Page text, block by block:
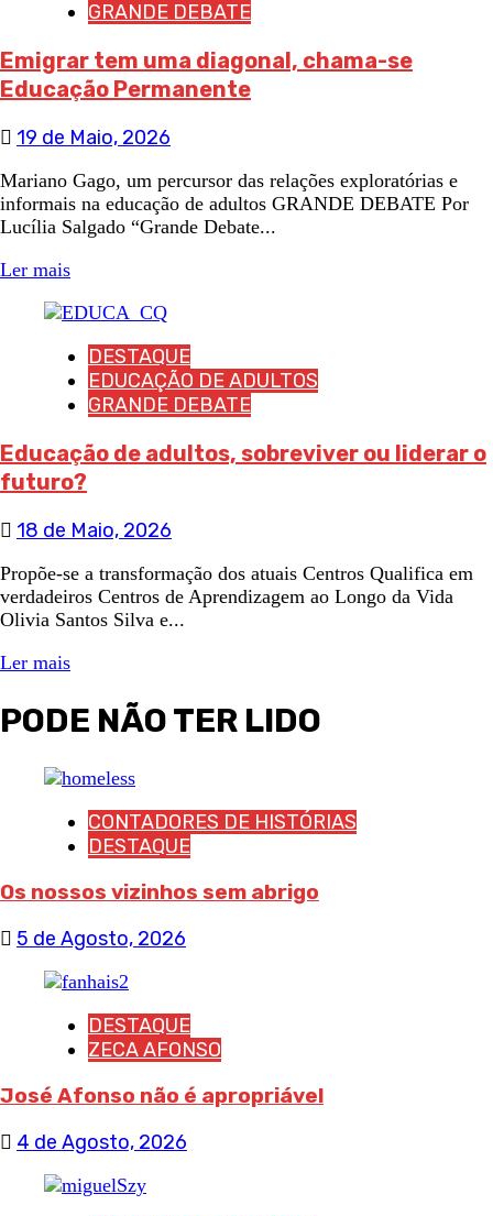
GRANDE DEBATE
Emigrar tem uma diagonal, chama-se
Educação Permanente
19 de Maio, 2026
Mariano Gago, um percursor das relações exploratórias e
informais na educação de adultos GRANDE DEBATE Por
Lucília Salgado “Grande Debate...
Ler mais
DESTAQUE
EDUCAÇÃO DE ADULTOS
GRANDE DEBATE
Educação de adultos, sobreviver ou liderar o
futuro?
18 de Maio, 2026
Propõe-se a transformação dos atuais Centros Qualifica em
verdadeiros Centros de Aprendizagem ao Longo da Vida
Olivia Santos Silva e...
Ler mais
PODE NÃO TER LIDO
CONTADORES DE HISTÓRIAS
DESTAQUE
Os nossos vizinhos sem abrigo
5 de Agosto, 2026
DESTAQUE
ZECA AFONSO
José Afonso não é apropriável
4 de Agosto, 2026